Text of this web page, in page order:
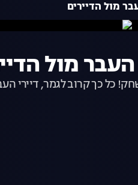
כל כך קרוב לגמר,